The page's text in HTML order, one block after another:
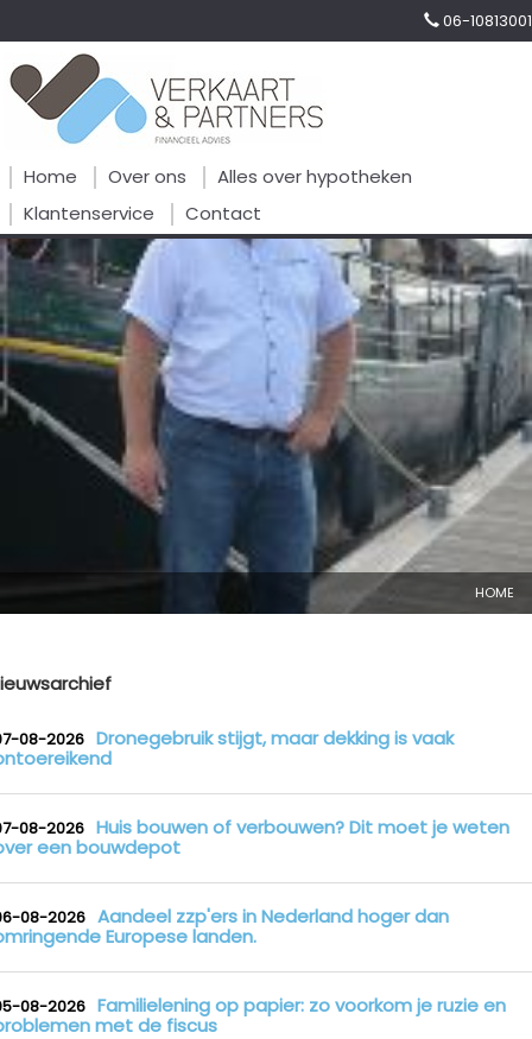
06-10813001
Home Over ons
Alles over hypotheken
Klantenservice
Contact
HOME
08-2026 Dronegebruik stijgt, maar dekking is vaak
08-2026 Huis bouwen of verbouwen? Dit moet je weten
een bouwdepot
08-2026 Aandeel zzp'ers in Nederland hoger dan
Europese landen.
08-2026 Familielening op papier: zo voorkom je ruzie en
met de fiscus